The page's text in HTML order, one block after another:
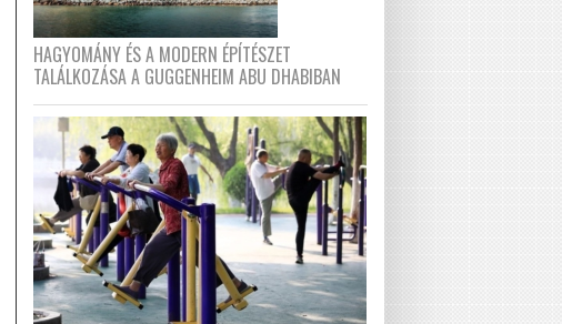
HAGYOMÁNY ÉS A MODERN ÉPÍTÉSZET
TALÁLKOZÁSA A GUGGENHEIM ABU DHABIBAN